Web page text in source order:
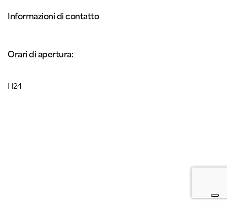
Informazioni di contatto
Orari di apertura:
H24